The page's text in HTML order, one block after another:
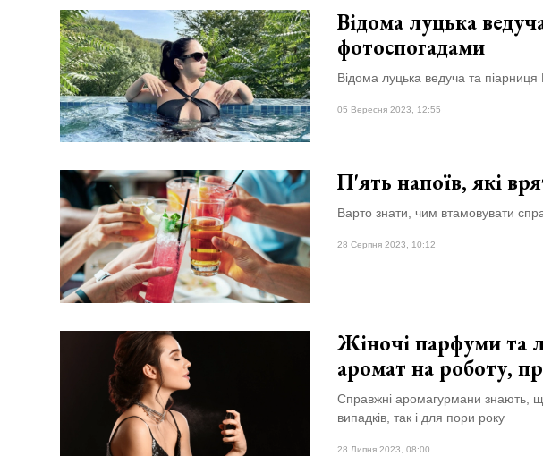
Відома луцька
фотоспогадами
Відома луцька ведуча та
05 Вересня 2023, 12:55
П'ять напоїв, які
Варто знати, чим втамовувати
28 Серпня 2023, 10:12
Жіночі парфуми та
аромат на роботу,
Справжні аромагурмани знають,
випадків, так і для пори року
28 Липня 2023, 08:00